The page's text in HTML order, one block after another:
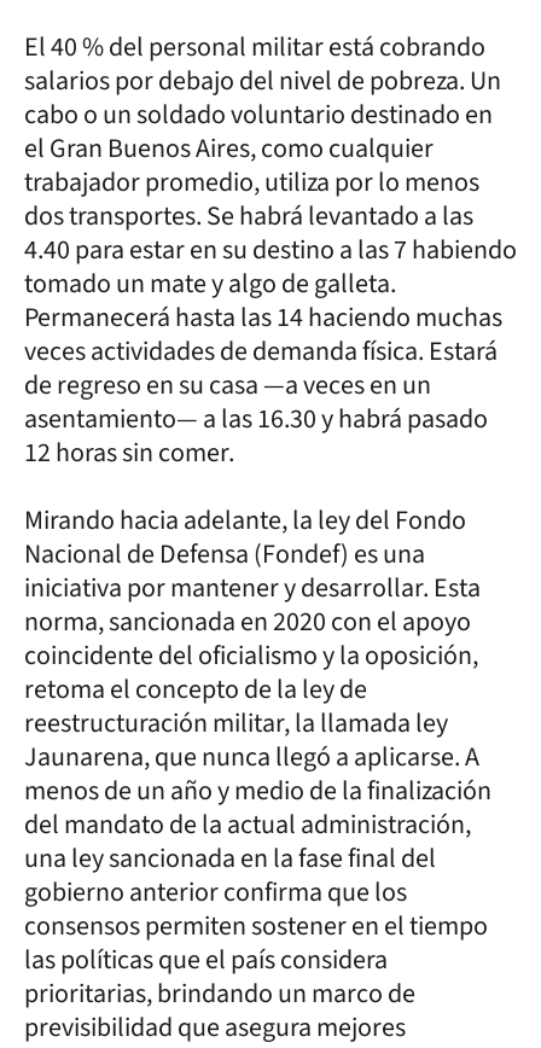
El 40 % del personal militar está cobrando
salarios por debajo del nivel de pobreza. Un
cabo o un soldado voluntario destinado en
el Gran Buenos Aires, como cualquier
trabajador promedio, utiliza por lo menos
dos transportes. Se habrá levantado a las
4.40 para estar en su destino a las 7 habiendo
tomado un mate y algo de galleta.
Permanecerá hasta las 14 haciendo muchas
veces actividades de demanda física. Estará
de regreso en su casa —a veces en un
asentamiento— a las 16.30 y habrá pasado
12 horas sin comer.
Mirando hacia adelante, la ley del Fondo
Nacional de Defensa (Fondef) es una
iniciativa por mantener y desarrollar. Esta
norma, sancionada en 2020 con el apoyo
coincidente del oficialismo y la oposición,
retoma el concepto de la ley de
reestructuración militar, la llamada ley
Jaunarena, que nunca llegó a aplicarse. A
menos de un año y medio de la finalización
del mandato de la actual administración,
una ley sancionada en la fase final del
gobierno anterior confirma que los
consensos permiten sostener en el tiempo
las políticas que el país considera
prioritarias, brindando un marco de
previsibilidad que asegura mejores